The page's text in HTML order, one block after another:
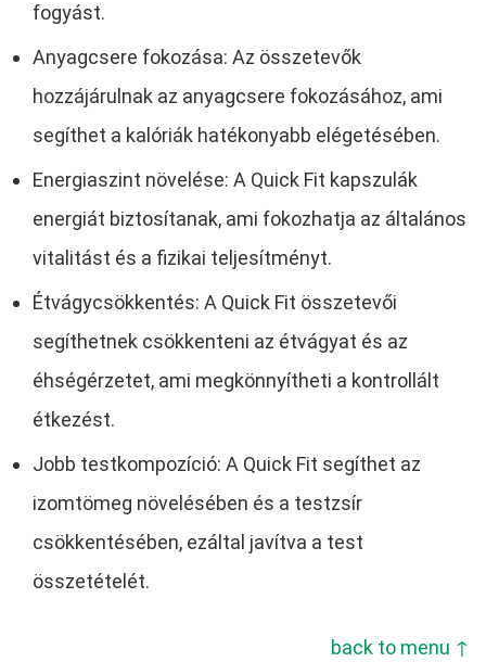
fogyást.
Anyagcsere fokozása: Az összetevők
hozzájárulnak az anyagcsere fokozásához, ami
segíthet a kalóriák hatékonyabb elégetésében.
Energiaszint növelése: A Quick Fit kapszulák
energiát biztosítanak, ami fokozhatja az általános
vitalitást és a fizikai teljesítményt.
Étvágycsökkentés: A Quick Fit összetevői
segíthetnek csökkenteni az étvágyat és az
éhségérzetet, ami megkönnyítheti a kontrollált
étkezést.
Jobb testkompozíció: A Quick Fit segíthet az
izomtömeg növelésében és a testzsír
csökkentésében, ezáltal javítva a test
összetételét.
back to menu ↑